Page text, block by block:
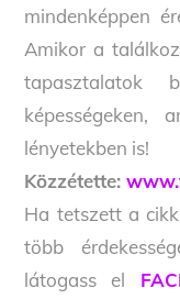
mindenképpen
Amikor a
tapasztalatok
lényetekben is!
Közzétette:
Ha tetszett a
több
látogass el